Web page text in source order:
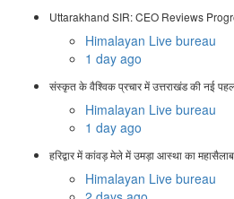
Uttarakhand SIR: CEO Reviews
Himalayan Live bureau
1 day ago
संस्कृत के वैश्विक प्रचार में उत्तराखंड की नई
Himalayan Live bureau
1 day ago
हरिद्वार में कांवड़ मेले में उमड़ा आस्था का
Himalayan Live bureau